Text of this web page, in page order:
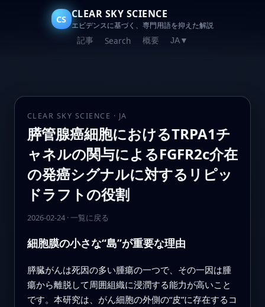
CS CLEAR SKY SCIENCE
エビデンスに基づく、専門用語を抑えた解説
記事 Search 概要 JA▼
CLEAR SKY SCIENCE · JA
膵管腺癌細胞におけるTRPA1チ
ャネルの関与によるFGFR2c介在
の発癌シグナルに対するリピッ
ドラフトの役割
2026-02-24· 一覧に戻る
細胞膜の小さな“島”が重要な理由
膵臓がんは死因の多い腫瘍の一つで、その一因は腫
瘍から離脱して周囲組織に浸潤する能力が高いこと
です。本研究は、がん細胞の外側の“皮”に存在するコ